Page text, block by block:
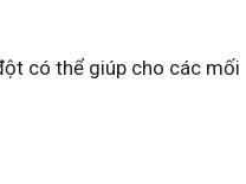
có thể giúp cho các mối